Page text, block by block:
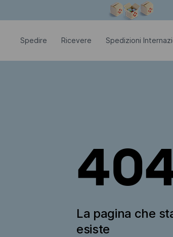
Spedire Ricevere Spedizioni
La pagina che
esiste